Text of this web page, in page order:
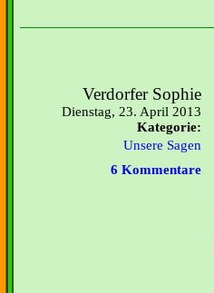
Verdorfer Sophie
Dienstag, 23. April 2013
Kategorie:
Unsere Sagen
6 Kommentare